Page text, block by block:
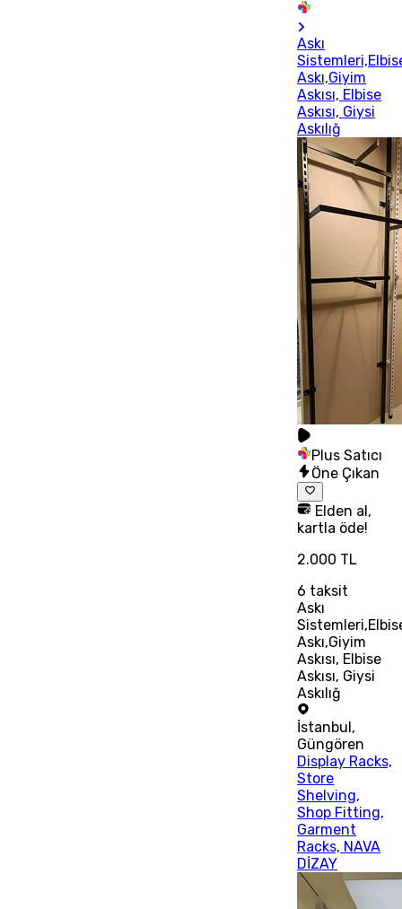
Askı
Askı,Giyim
Askısı, Elbise
Askısı, Giysi
Askılığ
Plus Satıcı
Öne Çıkan
Elden al,
kartla öde!
2.000 TL
6 taksit
Askı
Askı,Giyim
Askısı, Elbise
Askısı, Giysi
Askılığ
İstanbul ,
Güngören
Display Racks,
Store
Shelving,
Shop Fitting,
Garment
Racks, NAVA
DİZAY